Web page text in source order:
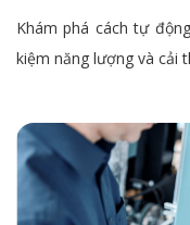
Khám phá cách tự
kiệm năng lượng và cải